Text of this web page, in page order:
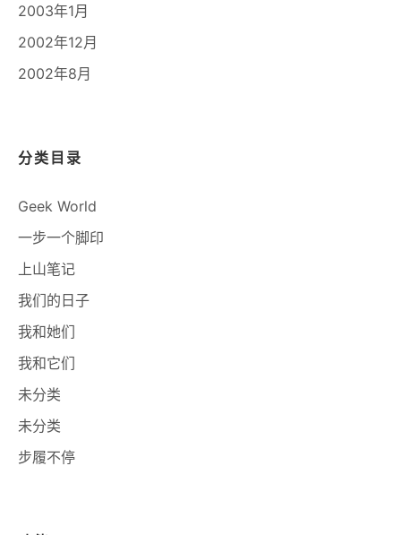
2003年1月
2002年12月
2002年8月
分类目录
Geek World
一步一个脚印
上山笔记
我们的日子
我和她们
我和它们
未分类
未分类
步履不停